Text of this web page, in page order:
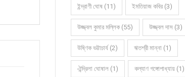
ইন্দ্রাণী ঘোষ (11) ইমতিয়াজ কবির (3)
উজ্জ্বল কুমার মল্লিক (55) উজ্জ্বল দাস (3)
উষ্ণিক ভট্টাচার্য (2) ঋতশ্রী মান্না (1)
ঐন্দ্রিলা ঘোষাল (1) কল্যাণ গঙ্গোপাধ্যায় (1)